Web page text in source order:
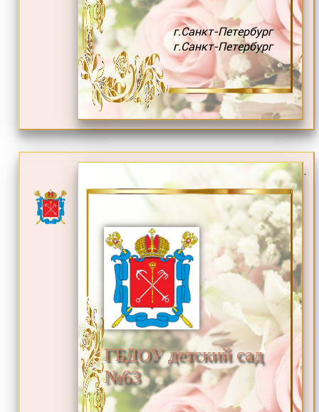
г.Санкт-Петербург
г.Санкт-Петербург
.
ГБДОУ детский сад
№63